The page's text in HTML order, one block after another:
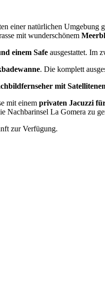
einer natürlichen Umgebung
mit wunderschönem
einem Safe ausgestattet. Im
. Die komplett
mit
mit einem privaten Jacuzzi
Nachbarinsel La Gomera zu
zur Verfügung.